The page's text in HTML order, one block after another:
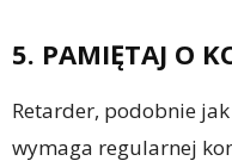
5. PAMIĘTAJ O
Retarder, podobnie
wymaga regularnej